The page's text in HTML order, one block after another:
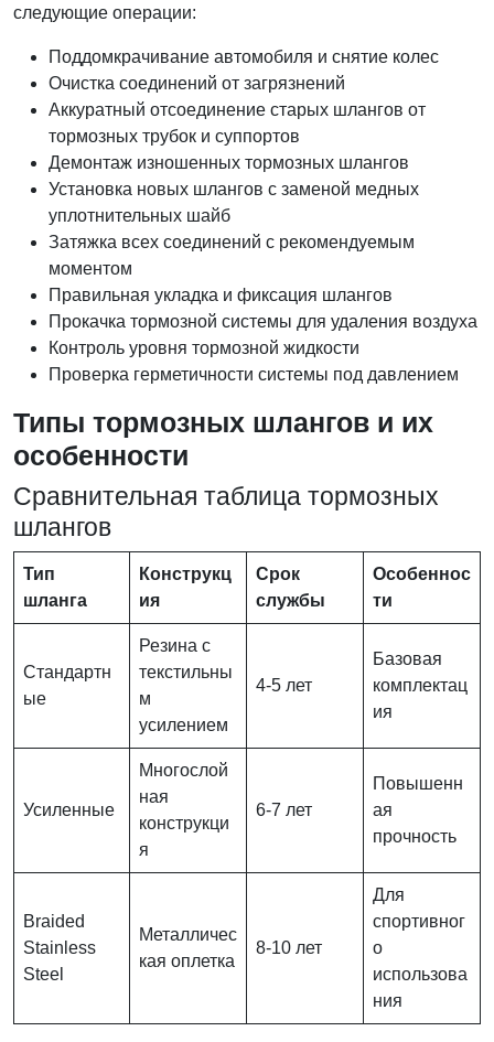
следующие операции:
Поддомкрачивание автомобиля и снятие колес
Очистка соединений от загрязнений
Аккуратный отсоединение старых шлангов от
тормозных трубок и суппортов
Демонтаж изношенных тормозных шлангов
Установка новых шлангов с заменой медных
уплотнительных шайб
Затяжка всех соединений с рекомендуемым
моментом
Правильная укладка и фиксация шлангов
Прокачка тормозной системы для удаления воздуха
Контроль уровня тормозной жидкости
Проверка герметичности системы под давлением
Типы тормозных шлангов и их
особенности
Сравнительная таблица тормозных
шлангов
Тип
шланга
Конструкц
ия
Срок
службы
Особеннос
ти
Стандартн
ые
Резина с
текстильны
м
усилением
4-5 лет
Базовая
комплектац
ия
Усиленные
Многослой
ная
конструкци
я
6-7 лет
Повышенн
ая
прочность
Braided
Stainless
Steel
Металличес
кая оплетка
8-10 лет
Для
спортивног
о
использова
ния